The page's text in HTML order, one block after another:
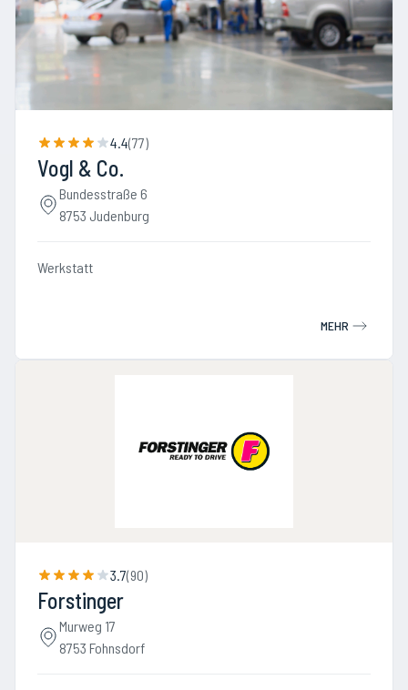
4.4(77)
Vogl & Co.
Bundesstraße 6
8753 Judenburg
Werkstatt
MEHR
3.7(90)
Forstinger
Murweg 17
8753 Fohnsdorf